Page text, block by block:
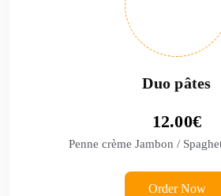
Duo pâtes
12.00€
Penne crème Jambon /
Order Now